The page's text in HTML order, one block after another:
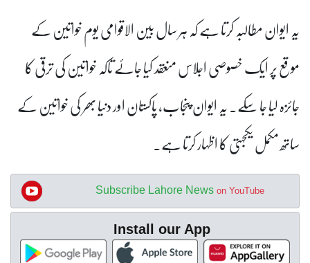
یہ ایوان مطالبہ کرتا ہے کہ ہر سال بین الاقوامی یوم خواتین کے
موقع پر ایک خصوصی اجلاس منعقد کیا جائے تاکہ خواتین کی ترقی کا
جائزہ لیا جا سکے۔ یہ ایوان پنجاب، پاکستان اور دنیا بھر کی خواتین کے
ساتھ مکمل یکجہتی کا اظہار کرتا ہے۔
Subscribe Lahore News on YouTube
Install our App